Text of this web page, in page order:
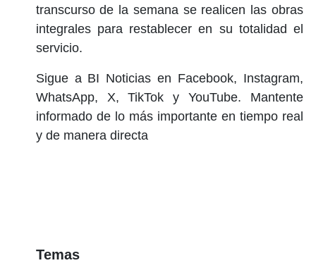
transcurso de la semana se realicen las obras
integrales para restablecer en su totalidad el
servicio.
Sigue a BI Noticias en Facebook, Instagram,
WhatsApp, X, TikTok y YouTube. Mantente
informado de lo más importante en tiempo real
y de manera directa
Temas